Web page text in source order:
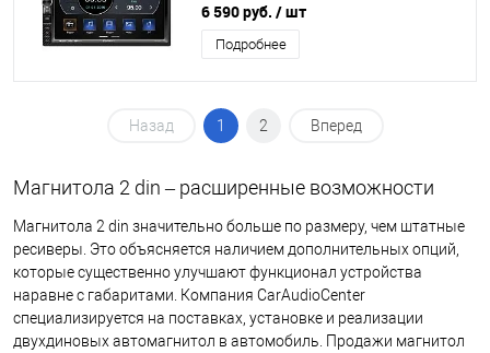
6 590 руб. / шт
Подробнее
Назад 1 2 Вперед
Магнитола 2 din – расширенные возможности
Магнитола 2 din значительно больше по размеру, чем штатные
ресиверы. Это объясняется наличием дополнительных опций,
которые существенно улучшают функционал устройства
наравне с габаритами. Компания CarAudioCenter
специализируется на поставках, установке и реализации
двухдиновых автомагнитол в автомобиль. Продажи магнитол